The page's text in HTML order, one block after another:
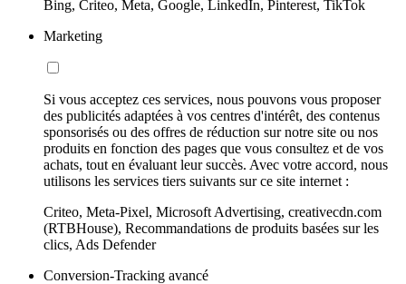
Bing, Criteo, Meta, Google, LinkedIn, Pinterest, TikTok
Marketing
Si vous acceptez ces services, nous pouvons vous proposer
des publicités adaptées à vos centres d'intérêt, des contenus
sponsorisés ou des offres de réduction sur notre site ou nos
produits en fonction des pages que vous consultez et de vos
achats, tout en évaluant leur succès. Avec votre accord, nous
utilisons les services tiers suivants sur ce site internet :
Criteo, Meta-Pixel, Microsoft Advertising, creativecdn.com
(RTBHouse), Recommandations de produits basées sur les
clics, Ads Defender
Conversion-Tracking avancé